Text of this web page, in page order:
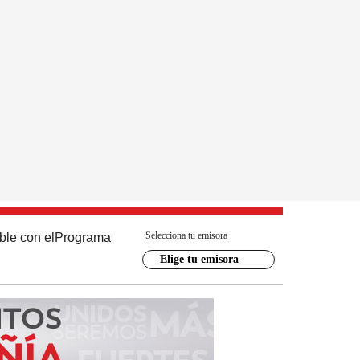
con el Programa Selecciona tu emisora
Elige tu emisora